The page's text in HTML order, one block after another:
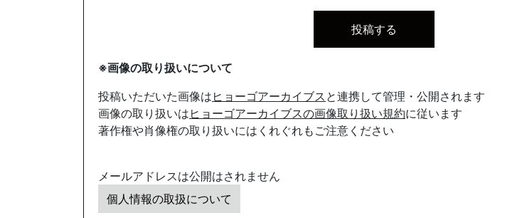
※画像の取り扱いについて
投稿いただいた画像は ヒョーゴアーカイブス と連携して管理・公開されます
画像の取り扱いは ヒョーゴアーカイブスの画像取り扱い規約に従います
著作権や肖像権の取り扱いにはくれぐれもご注意ください
メールアドレスは公開はされません
個人情報の取扱について